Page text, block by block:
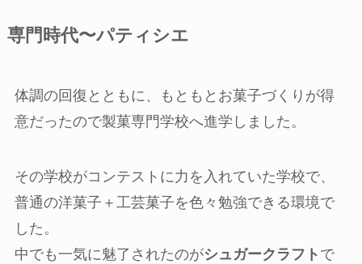
専門時代〜パティシエ
体調の回復とともに、もともとお菓子づくりが得
意だったので製菓専門学校へ進学しました。
その学校がコンテストに力を入れていた学校で、
普通の洋菓子＋工芸菓子を色々勉強できる環境で
した。
中でも一気に魅了されたのがシュガークラフト で